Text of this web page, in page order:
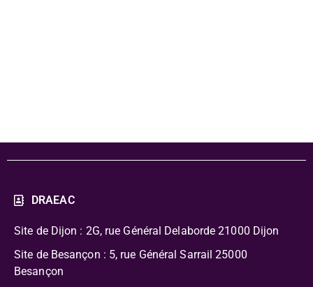
DRAEAC
Site de Dijon : 2G, rue Général Delaborde 21000 Dijon
Site de Besançon : 5, rue Général Sarrail 25000
Besançon